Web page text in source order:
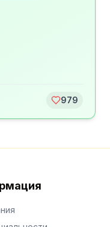
979